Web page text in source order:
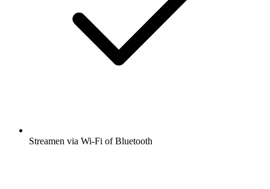
Streamen via Wi-Fi of Bluetooth